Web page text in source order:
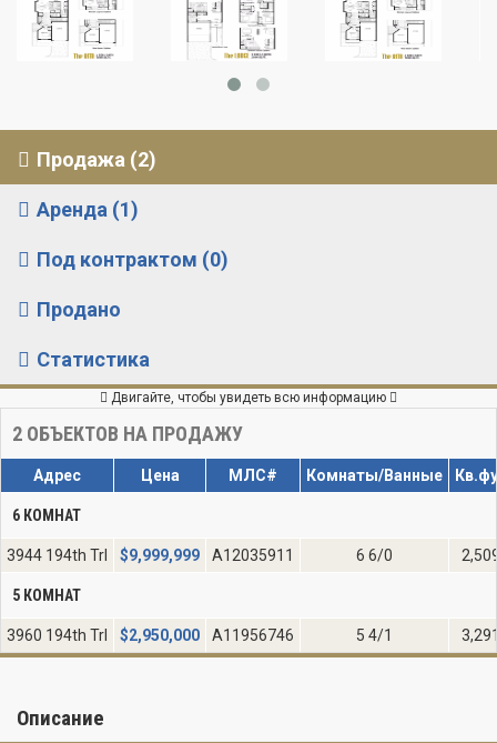
Продажа (2)
Аренда (1)
Под контрактом (0)
Продано
Статистика
Двигайте, чтобы увидеть всю информацию
2 ОБЪЕКТОВ НА ПРОДАЖУ
Адрес Цена МЛС# Комнаты/Ванные
6 КОМНАТ
3944 194th Trl $9,999,999 A12035911 6 6/0
5 КОМНАТ
3960 194th Trl $2,950,000 A11956746 5 4/1
Описание